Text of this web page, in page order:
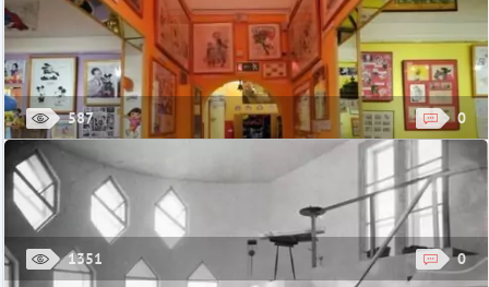
Стоимость: 30 руб.
Музей «Другое искусство», Москва, ул. Чаянова, д.15
587 0
Пять причин посетить выставку «Город великих людей»
В Москве открылся новый выставочный культурно-
просветительский проект «Город великих людей». Истории
знаменитых москвичей можно узнать в ...
1351
0